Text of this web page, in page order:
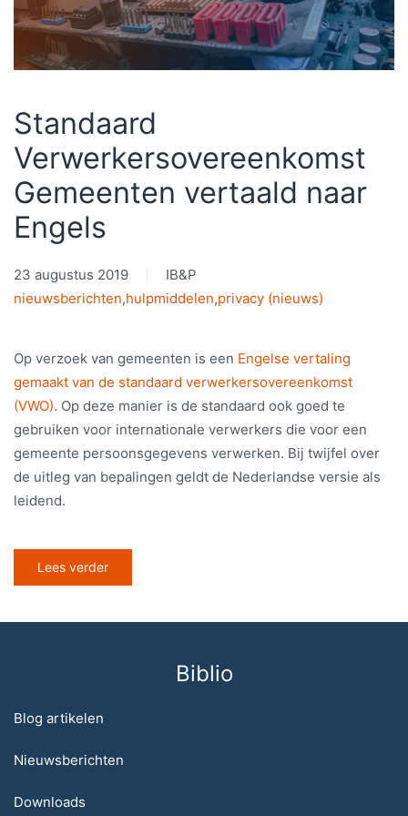
Standaard
Verwerkersovereenkomst
Gemeenten vertaald naar
Engels
23 augustus 2019
IB&P
nieuwsberichten,hulpmiddelen,privacy (nieuws)
Op verzoek van gemeenten is een Engelse vertaling
gemaakt van de standaard verwerkersovereenkomst
(VWO). Op deze manier is de standaard ook goed te
gebruiken voor internationale verwerkers die voor een
gemeente persoonsgegevens verwerken. Bij twijfel over
de uitleg van bepalingen geldt de Nederlandse versie als
leidend.
Lees verder
Biblio
Blog artikelen
Nieuwsberichten
Downloads